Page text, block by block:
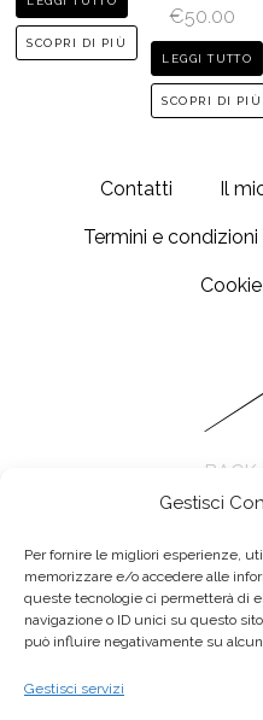
Gestisci
Per fornire le migliori esperienze,
memorizzare e/o accedere alle
queste tecnologie ci permetterà di
navigazione o ID unici su questo
può influire negativamente su
Gestisci servizi
SCOPRI DI PIÙ
€50.00
LEGGI TUTTO
SCOPRI DI PIÙ
Contatti Il
Termini e condizioni
Anseo di Elisa cattani - Via